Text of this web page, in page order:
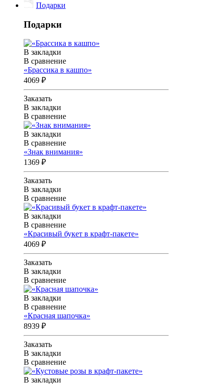
Подарки
Подарки
В закладки
В сравнение
«Брассика в кашпо»
4069 ₽
Заказать
В закладки
В сравнение
В закладки
В сравнение
«Знак внимания»
1369 ₽
Заказать
В закладки
В сравнение
В закладки
В сравнение
«Красивый букет в крафт-пакете»
4069 ₽
Заказать
В закладки
В сравнение
В закладки
В сравнение
«Красная шапочка»
8939 ₽
Заказать
В закладки
В сравнение
В закладки